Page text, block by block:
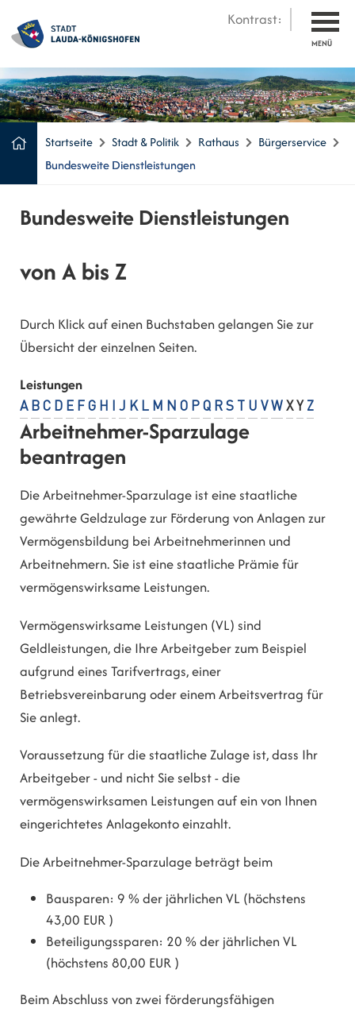
Kontrast:
MENÜ
Startseite Stadt & Politik Rathaus
Bürgerservice
Bundesweite Dienstleistungen
Bundesweite Dienstleistungen
von A bis Z
Durch Klick auf einen Buchstaben gelangen Sie zur
Übersicht der einzelnen Seiten.
Leistungen
A B C D E F G H J K L M N O P Q R S U V W X Y Z
Arbeitnehmer-Sparzulage
beantragen
Die Arbeitnehmer-Sparzulage ist eine staatliche
gewährte Geldzulage zur Förderung von Anlagen zur
Vermögensbildung bei Arbeitnehmerinnen und
Arbeitnehmern. Sie ist eine staatliche Prämie für
vermögenswirksame Leistungen.
Vermögenswirksame Leistungen (VL) sind
Geldleistungen, die Ihre Arbeitgeber zum Beispiel
aufgrund eines Tarifvertrags, einer
Betriebsvereinbarung oder einem Arbeitsvertrag für
Sie anlegt.
Voraussetzung für die staatliche Zulage ist, dass Ihr
Arbeitgeber - und nicht Sie selbst - die
vermögenswirksamen Leistungen auf ein von Ihnen
eingerichtetes Anlagekonto einzahlt.
Die Arbeitnehmer-Sparzulage beträgt beim
Bausparen: 9 % der jährlichen VL (höchstens
43,00 EUR )
Beteiligungssparen: 20 % der jährlichen VL
(höchstens 80,00 EUR )
Beim Abschluss von zwei förderungsfähigen